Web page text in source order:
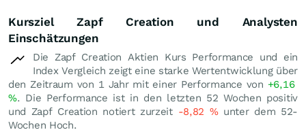
Kursziel Zapf Creation und Analysten
Einschätzungen
Die Zapf Creation Aktien Kurs Performance und ein
Index Vergleich zeigt eine starke Wertentwicklung über
den Zeitraum von 1 Jahr mit einer Performance von +6,16
%. Die Performance ist in den letzten 52 Wochen positiv
und Zapf Creation notiert zurzeit -8,82 %unter dem 52-
Wochen Hoch.